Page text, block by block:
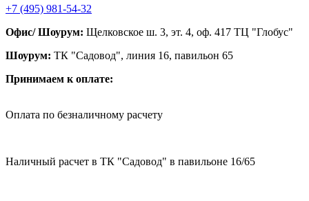
+7 (495) 981-54-32
Офис/ Шоурум: Щелковское ш. 3, эт. 4, оф. 417 ТЦ "Глобус"
Шоурум: ТК "Садовод", линия 16, павильон 65
Принимаем к оплате:
Оплата по безналичному расчету
Наличный расчет в ТК "Садовод" в павильоне 16/65